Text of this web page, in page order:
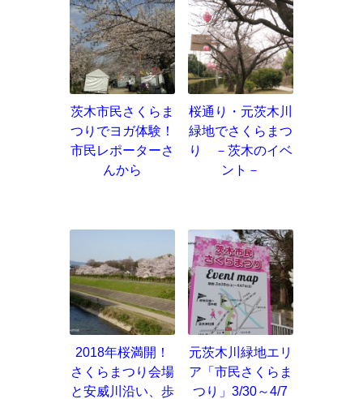
茨木市民さくらま
つりでヨガ体験！
市民レポーターさ
んから
桜通り・元茨木川
緑地でさくらまつ
り －茨木のイベ
ント－
2018年桜満開！
さくらまつり会場
と安威川沿い、歩
元茨木川緑地エリ
ア「市民さくらま
つり」3/30～4/7